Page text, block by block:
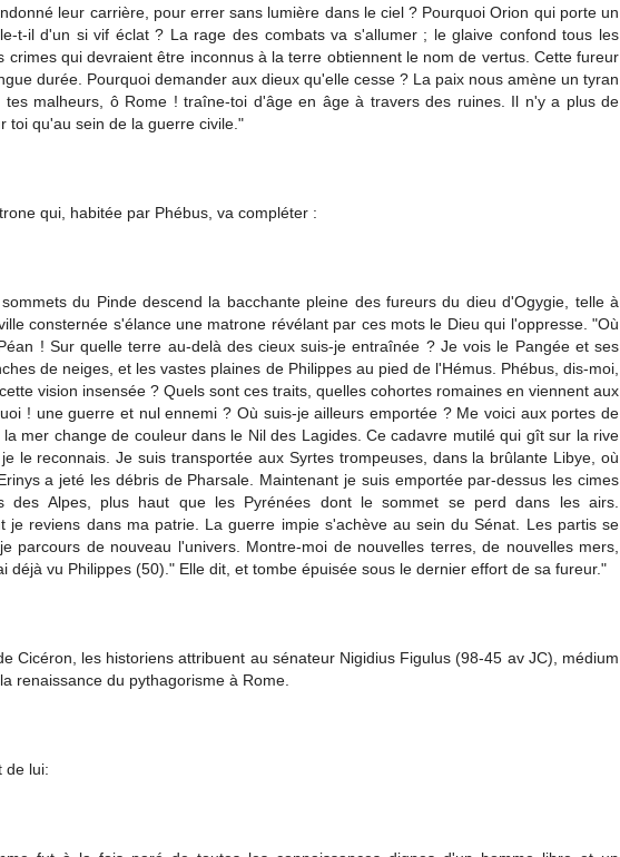
leur carrière, pour errer sans lumière dans le ciel ? Pourquoi Orion qui porte un
t-il d'un si vif éclat ? La rage des combats va s'allumer ; le glaive confond tous les
crimes qui devraient être inconnus à la terre obtiennent le nom de vertus. Cette fureur
durée. Pourquoi demander aux dieux qu'elle cesse ? La paix nous amène un tyran
tes malheurs, ô Rome ! traîne-toi d'âge en âge à travers des ruines. Il n'y a plus de
toi qu'au sein de la guerre civile."
qui, habitée par Phébus, va compléter :
du Pinde descend la bacchante pleine des fureurs du dieu d'Ogygie, telle à
consternée s'élance une matrone révélant par ces mots le Dieu qui l'oppresse. "Où
! Sur quelle terre au-delà des cieux suis-je entraînée ? Je vois le Pangée et ses
de neiges, et les vastes plaines de Philippes au pied de l'Hémus. Phébus, dis-moi,
vision insensée ? Quels sont ces traits, quelles cohortes romaines en viennent aux
! une guerre et nul ennemi ? Où suis-je ailleurs emportée ? Me voici aux portes de
la mer change de couleur dans le Nil des Lagides. Ce cadavre mutilé qui gît sur la rive
le reconnais. Je suis transportée aux Syrtes trompeuses, dans la brûlante Libye, où
a jeté les débris de Pharsale. Maintenant je suis emportée par-dessus les cimes
des Alpes, plus haut que les Pyrénées dont le sommet se perd dans les airs.
je reviens dans ma patrie. La guerre impie s'achève au sein du Sénat. Les partis se
parcours de nouveau l'univers. Montre-moi de nouvelles terres, de nouvelles mers,
déjà vu Philippes (50)." Elle dit, et tombe épuisée sous le dernier effort de sa fureur."
Cicéron, les historiens attribuent au sénateur Nigidius Figulus (98-45 av JC), médium
renaissance du pythagorisme à Rome.
de lui: